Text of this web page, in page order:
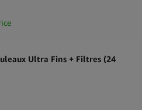
Beuz Xtra Slim Long Brown Non
Ultra Fins + Filtres (24